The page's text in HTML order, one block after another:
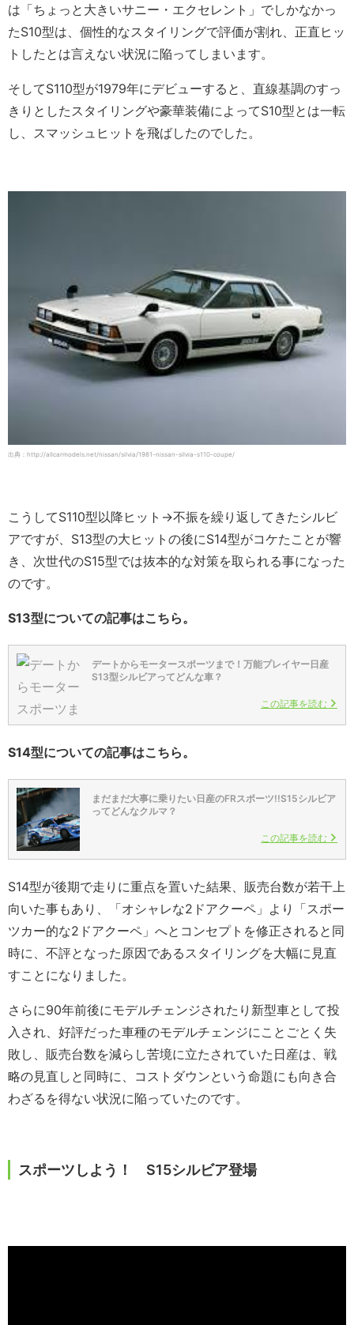
は「ちょっと大きいサニー・エクセレント」でしかなかっ
たS10型は、個性的なスタイリングで評価が割れ、正直ヒッ
トしたとは言えない状況に陥ってしまいます。
そしてS110型が1979年にデビューすると、直線基調のすっ
きりとしたスタイリングや豪華装備によってS10型とは一転
し、スマッシュヒットを飛ばしたのでした。
出典：http://allcarmodels.net/nissan/silvia/1981-nissan-silvia-s110-coupe/
こうしてS110型以降ヒット→不振を繰り返してきたシルビ
アですが、S13型の大ヒットの後にS14型がコケたことが響
き、次世代のS15型では抜本的な対策を取られる事になった
のです。
S13型についての記事はこちら。
デートからモータースポーツまで！万能プレイヤー日産
S13型シルビアってどんな車？
この記事を読む
S14型についての記事はこちら。
まだまだ大事に乗りたい日産のFRスポーツ!!S15シルビア
ってどんなクルマ？
この記事を読む
S14型が後期で走りに重点を置いた結果、販売台数が若干上
向いた事もあり、「オシャレな2ドアクーペ」より「スポー
ツカー的な2ドアクーペ」へとコンセプトを修正されると同
時に、不評となった原因であるスタイリングを大幅に見直
すことになりました。
さらに90年前後にモデルチェンジされたり新型車として投
入され、好評だった車種のモデルチェンジにことごとく失
敗し、販売台数を減らし苦境に立たされていた日産は、戦
略の見直しと同時に、コストダウンという命題にも向き合
わざるを得ない状況に陥っていたのです。
スポーツしよう！ S15シルビア登場